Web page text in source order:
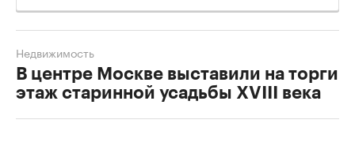
В центре Москве выставили на торги
этаж старинной усадьбы XVIII века
Недвижимость